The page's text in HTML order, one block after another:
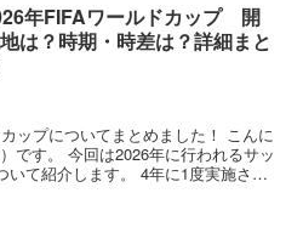
年FIFAワールドカップ 開
は？時期・時差は？詳細まと
についてまとめました！ こんに
に行われるサッ
ます。 4年に1度実施され